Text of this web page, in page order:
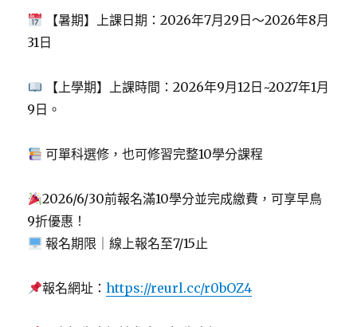
【暑期】上課日期：2026年7月29日～2026年8月
31日
【上學期】上課時間：2026年9月12日~2027年1月
9日。
可單科選修，也可修習完整10學分課程
2026/6/30前報名滿10學分並完成繳費，可享早鳥
9折優惠！
報名期限｜線上報名至7/15止
報名網址： https://reurl.cc/r0bOZ4